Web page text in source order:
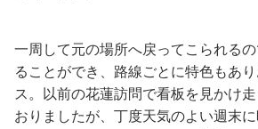
一周して元の場所へ戻ってこられる
ることができ、路線ごとに特色もあ
ス。以前の花蓮訪問で看板を見かけ
おりましたが、丁度天気のよい週末